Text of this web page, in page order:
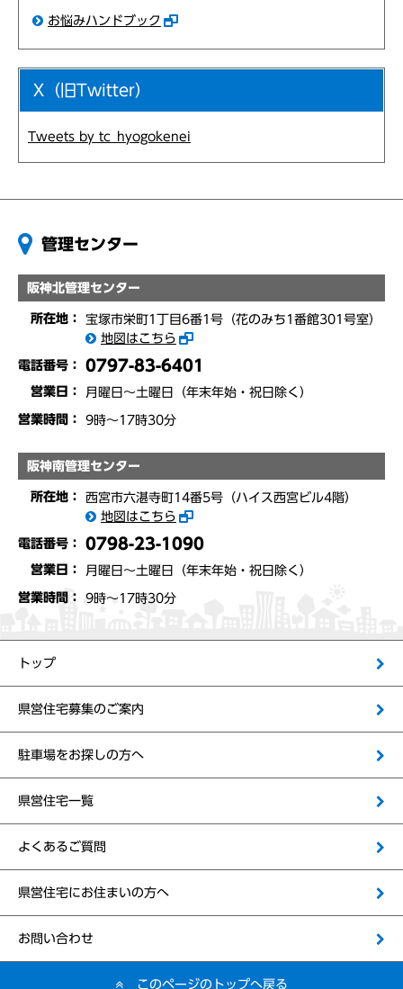
お悩みハンドブック
X（旧Twitter）
Tweets by tc_hyogokenei
管理センター
阪神北管理センター
所在地：
宝塚市栄町1丁目6番1号（花のみち1番館301号室）
地図はこちら
電話番号： 0797-83-6401
営業日： 月曜日～土曜日（年末年始・祝日除く）
営業時間： 9時〜17時30分
阪神南管理センター
所在地：
西宮市六湛寺町14番5号（ハイス西宮ビル4階）
地図はこちら
電話番号： 0798-23-1090
営業日： 月曜日～土曜日（年末年始・祝日除く）
営業時間： 9時〜17時30分
トップ
県営住宅募集のご案内
駐車場をお探しの方へ
県営住宅一覧
よくあるご質問
県営住宅にお住まいの方へ
お問い合わせ
このページのトップへ戻る